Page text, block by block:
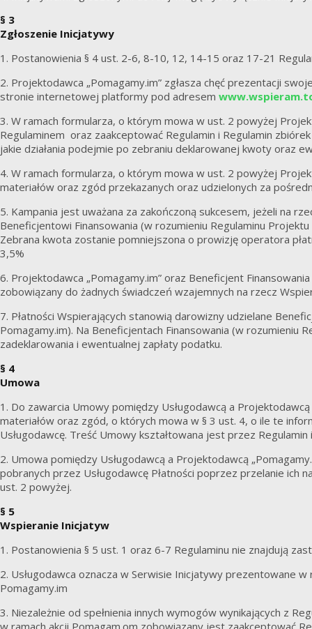
§ 3
Zgłoszenie Inicjatywy
1. Postanowienia § 4 ust. 2-6, 8-10, 12, 14-15 oraz 17-21
2. Projektodawca „Pomagamy.im” zgłasza chęć prezentacji
stronie internetowej platformy pod adresem
3. W ramach formularza, o którym mowa w ust. 2 powyżej
Regulaminem oraz zaakceptować Regulamin i Regulamin
jakie działania podejmie po zebraniu deklarowanej kwoty oraz
4. W ramach formularza, o którym mowa w ust. 2 powyżej
materiałów oraz zgód przekazanych oraz udzielonych za
5. Kampania jest uważana za zakończoną sukcesem, jeżeli na
Beneficjentowi Finansowania (w rozumieniu Regulaminu
Zebrana kwota zostanie pomniejszona o prowizję operatora
3,5%
6. Projektodawca „Pomagamy.im” oraz Beneficjent
zobowiązany do żadnych świadczeń wzajemnych na rzecz
7. Płatności Wspierających stanowią darowizny udzielane
Pomagamy.im). Na Beneficjentach Finansowania (w rozumieniu
zadeklarowania i ewentualnej zapłaty podatku.
§ 4
Umowa
1. Do zawarcia Umowy pomiędzy Usługodawcą a
materiałów oraz zgód, o których mowa w § 3 ust. 4, o ile te
Usługodawcę. Treść Umowy kształtowana jest przez
2. Umowa pomiędzy Usługodawcą a Projektodawcą
pobranych przez Usługodawcę Płatności poprzez przelanie ich
ust. 2 powyżej.
§ 5
Wspieranie Inicjatyw
1. Postanowienia § 5 ust. 1 oraz 6-7 Regulaminu nie znajdują
2. Usługodawca oznacza w Serwisie Inicjatywy prezentowane
Pomagamy.im
3. Niezależnie od spełnienia innych wymogów wynikających z